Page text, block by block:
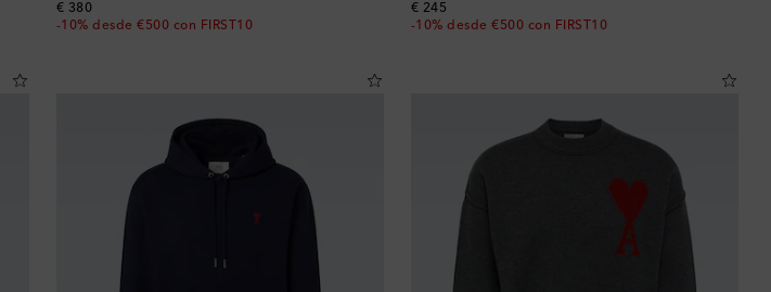
€ 380
original price
-10% desde €500 con FIRST10
€ 245
original price
-10% desde €500 con FIRST10